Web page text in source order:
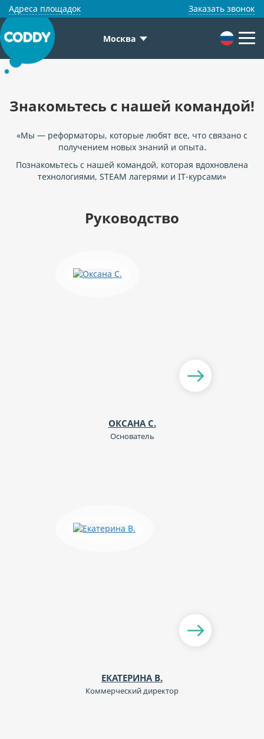
Адреса площадок Заказать звонок
Москва
Знакомьтесь с нашей командой!
«Мы — реформаторы, которые любят все, что связано с
получением новых знаний и опыта.
Познакомьтесь с нашей командой, которая вдохновлена
технологиями, STEAM лагерями и IT-курсами»
Руководство
ОКСАНА С.
Основатель
ЕКАТЕРИНА В.
Коммерческий директор